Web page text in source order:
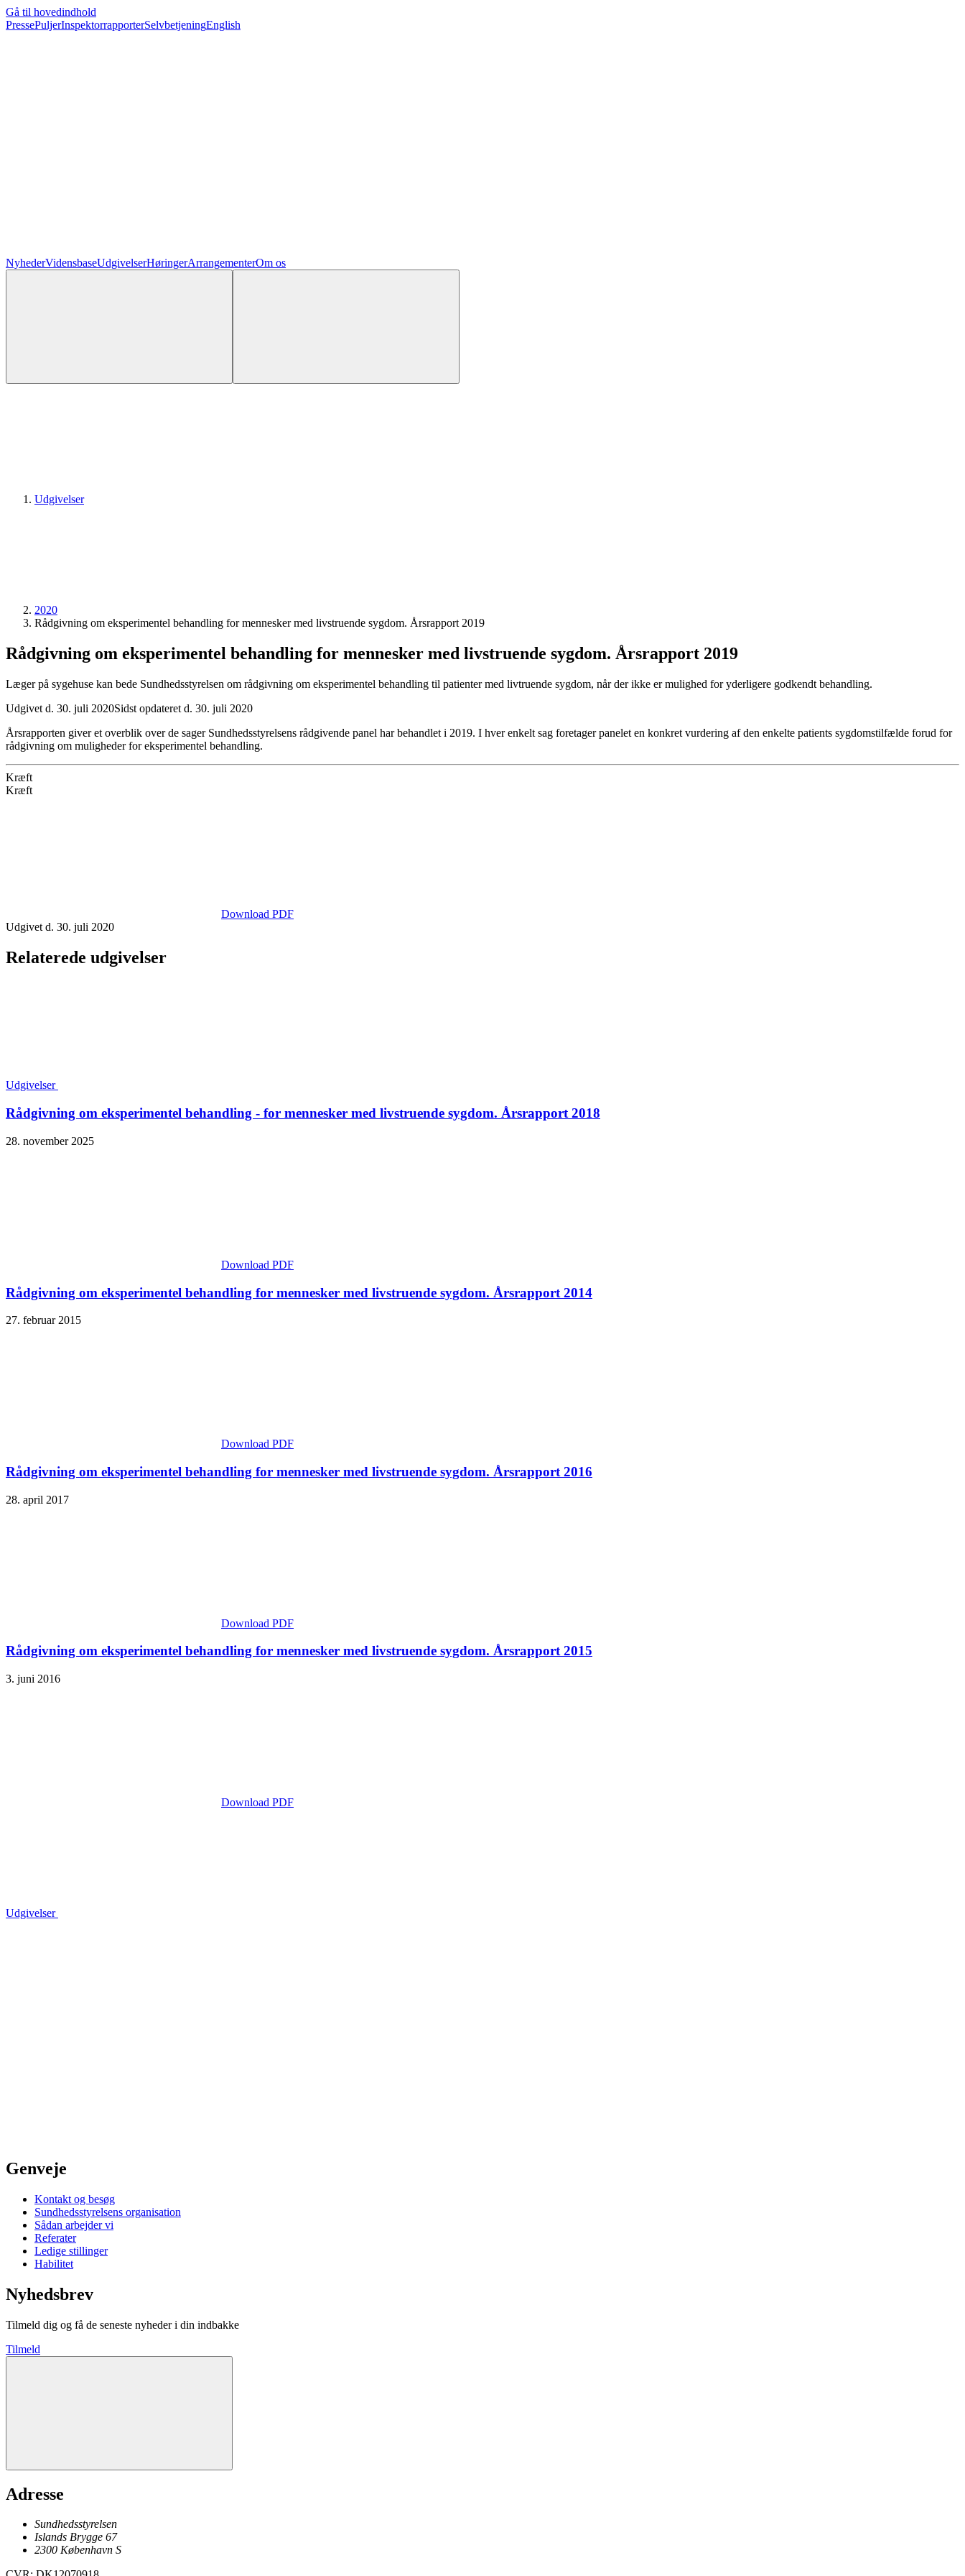
Gå til hovedindhold
PressePuljerInspektorrapporterSelvbetjeningEnglish
NyhederVidensbaseUdgivelserHøringerArrangementerOm os
Udgivelser
2020
Rådgivning om eksperimentel behandling for mennesker med livstruende sygdom. Årsrapport 2019
Rådgivning om eksperimentel behandling for mennesker med livstruende sygdom. Årsrapport 2019
Læger på sygehuse kan bede Sundhedsstyrelsen om rådgivning om eksperimentel behandling til patienter med livtruende sygdom, når der ikke er mulighed for yderligere godkendt behandling.
Udgivet d. 30. juli 2020Sidst opdateret d. 30. juli 2020
Årsrapporten giver et overblik over de sager Sundhedsstyrelsens rådgivende panel har behandlet i 2019. I hver enkelt sag foretager panelet en konkret vurdering af den enkelte patients sygdomstilfælde forud for
rådgivning om muligheder for eksperimentel behandling.
Kræft
Kræft
Download PDF
Udgivet d. 30. juli 2020
Relaterede udgivelser
Udgivelser
Rådgivning om eksperimentel behandling - for mennesker med livstruende sygdom. Årsrapport 2018
28. november 2025
Download PDF
Rådgivning om eksperimentel behandling for mennesker med livstruende sygdom. Årsrapport 2014
27. februar 2015
Download PDF
Rådgivning om eksperimentel behandling for mennesker med livstruende sygdom. Årsrapport 2016
28. april 2017
Download PDF
Rådgivning om eksperimentel behandling for mennesker med livstruende sygdom. Årsrapport 2015
3. juni 2016
Download PDF
Udgivelser
Genveje
Kontakt og besøg
Sundhedsstyrelsens organisation
Sådan arbejder vi
Referater
Ledige stillinger
Habilitet
Nyhedsbrev
Tilmeld dig og få de seneste nyheder i din indbakke
Tilmeld
Adresse
Sundhedsstyrelsen
Islands Brygge 67
2300 København S